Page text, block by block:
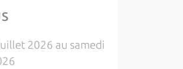
2026 au samedi